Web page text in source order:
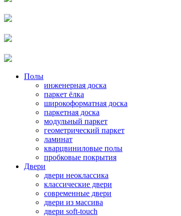
Полы
инженерная доска
паркет ёлка
широкоформатная доска
паркетная доска
модульный паркет
геометрический паркет
ламинат
кварцвиниловые полы
пробковые покрытия
Двери
двери неоклассика
классические двери
современные двери
двери из массива
двери soft-touch